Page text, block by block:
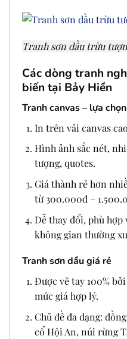
Tranh sơn dầu trừu
Các dòng tranh
biến tại Bảy Hiền
Tranh canvas – lựa
In trên vải canvas
Hình ảnh sắc nét,
tượng, quotes.
Giá thành rẻ hơn
từ 300.000đ –
Dễ thay đổi, phù
không gian thường
Tranh sơn dầu giá rẻ
Được vẽ tay 100%
mức giá hợp lý.
Chủ đề đa dạng:
cổ Hội An, núi rừng